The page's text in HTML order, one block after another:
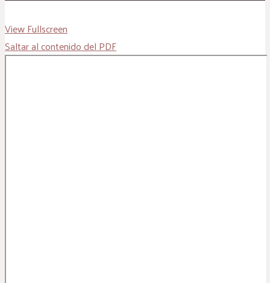
View Fullscreen
Saltar al contenido del PDF